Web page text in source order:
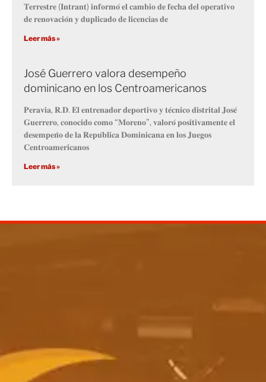
𝐓𝐞𝐫𝐫𝐞𝐬𝐭𝐫𝐞 (𝐈𝐧𝐭𝐫𝐚𝐧𝐭) 𝐢𝐧𝐟𝐨𝐫𝐦𝐨́ 𝐞𝐥 𝐜𝐚𝐦𝐛𝐢𝐨 𝐝𝐞 𝐟𝐞𝐜𝐡𝐚 𝐝𝐞𝐥 𝐨𝐩𝐞𝐫𝐚𝐭𝐢𝐯𝐨
𝐝𝐞 𝐫𝐞𝐧𝐨𝐯𝐚𝐜𝐢𝐨́𝐧 𝐲 𝐝𝐮𝐩𝐥𝐢𝐜𝐚𝐝𝐨 𝐝𝐞 𝐥𝐢𝐜𝐞𝐧𝐜𝐢𝐚𝐬 𝐝𝐞
Leer más »
José Guerrero valora desempeño
dominicano en los Centroamericanos
𝐏𝐞𝐫𝐚𝐯𝐢𝐚, 𝐑.𝐃. 𝐄𝐥 𝐞𝐧𝐭𝐫𝐞𝐧𝐚𝐝𝐨𝐫 𝐝𝐞𝐩𝐨𝐫𝐭𝐢𝐯𝐨 𝐲 𝐭𝐞́𝐜𝐧𝐢𝐜𝐨 𝐝𝐢𝐬𝐭𝐫𝐢𝐭𝐚𝐥 𝐉𝐨𝐬𝐞́
𝐆𝐮𝐞𝐫𝐫𝐞𝐫𝐨, 𝐜𝐨𝐧𝐨𝐜𝐢𝐝𝐨 𝐜𝐨𝐦𝐨 “𝐌𝐨𝐫𝐞𝐧𝐨”, 𝐯𝐚𝐥𝐨𝐫𝐨́ 𝐩𝐨𝐬𝐢𝐭𝐢𝐯𝐚𝐦𝐞𝐧𝐭𝐞 𝐞𝐥
𝐝𝐞𝐬𝐞𝐦𝐩𝐞𝐧̃𝐨 𝐝𝐞 𝐥𝐚 𝐑𝐞𝐩𝐮́𝐛𝐥𝐢𝐜𝐚 𝐃𝐨𝐦𝐢𝐧𝐢𝐜𝐚𝐧𝐚 𝐞𝐧 𝐥𝐨𝐬 𝐉𝐮𝐞𝐠𝐨𝐬
𝐂𝐞𝐧𝐭𝐫𝐨𝐚𝐦𝐞𝐫𝐢𝐜𝐚𝐧𝐨𝐬
Leer más »